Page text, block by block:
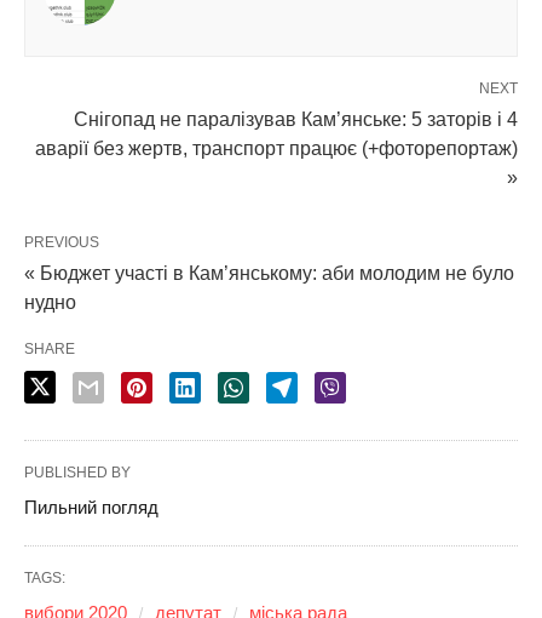
NEXT
Снігопад не паралізував Кам’янське: 5 заторів і 4
аварії без жертв, транспорт працює (+фоторепортаж)
»
PREVIOUS
« Бюджет участі в Кам’янському: аби молодим не було
нудно
SHARE
PUBLISHED BY
Пильний погляд
TAGS:
вибори 2020 депутат міська рада